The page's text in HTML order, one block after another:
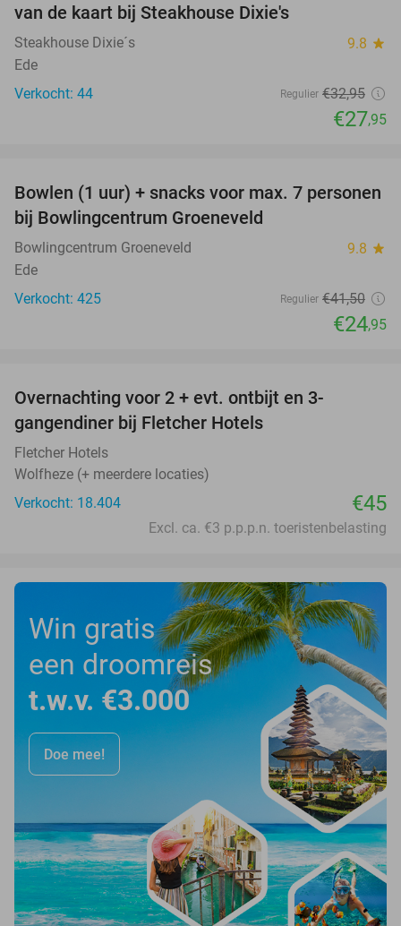
van de kaart bij Steakhouse Dixie's
Steakhouse Dixie´s 9.8 star
Ede
Verkocht: 44
Regulier €32,95
€27,95
40%
Bowlen (1 uur) + snacks voor max. 7 personen
bij Bowlingcentrum Groeneveld
Bowlingcentrum Groeneveld 9.8 star
Ede
Verkocht: 425
Regulier €41,50
€24,95
Overnachting voor 2 + evt. ontbijt en 3-
gangendiner bij Fletcher Hotels
Fletcher Hotels
Wolfheze (+ meerdere locaties)
Verkocht: 18.404
€45
Excl. ca. €3 p.p.p.n. toeristenbelasting
Win gratis
een droomreis
t.w.v. €3.000
Doe mee!